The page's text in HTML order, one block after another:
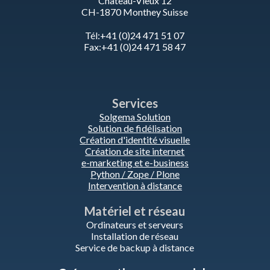
CH-1870 Monthey Suisse
Tél:+41 (0)24 471 51 07
Fax:+41 (0)24 471 58 47
Services
Solgema Solution
Solution de fidélisation
Création d'identité visuelle
Création de site internet
e-marketing et e-business
Python / Zope / Plone
Intervention à distance
Matériel et réseau
Ordinateurs et serveurs
Installation de réseau
Service de backup à distance